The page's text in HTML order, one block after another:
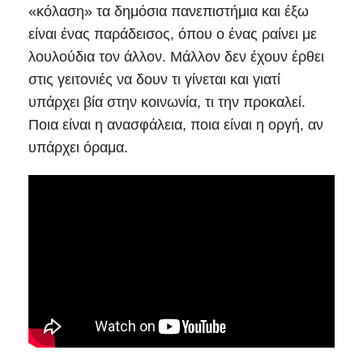
«κόλαση» τα δημόσια πανεπιστήμια και έξω
είναι ένας παράδεισος, όπου ο ένας ραίνει με
λουλούδια τον άλλον. Μάλλον δεν έχουν έρθει
στις γειτονιές να δουν τι γίνεται και γιατί
υπάρχει βία στην κοινωνία, τι την προκαλεί.
Ποια είναι η ανασφάλεια, ποια είναι η οργή, αν
υπάρχει όραμα.